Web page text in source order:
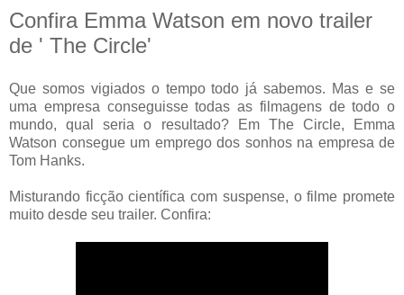
Confira Emma Watson em novo trailer
de ' The Circle'
Que somos vigiados o tempo todo já sabemos. Mas e se
uma empresa conseguisse todas as filmagens de todo o
mundo, qual seria o resultado? Em The Circle, Emma
Watson consegue um emprego dos sonhos na empresa de
Tom Hanks.
Misturando ficção científica com suspense, o filme promete
muito desde seu trailer. Confira: